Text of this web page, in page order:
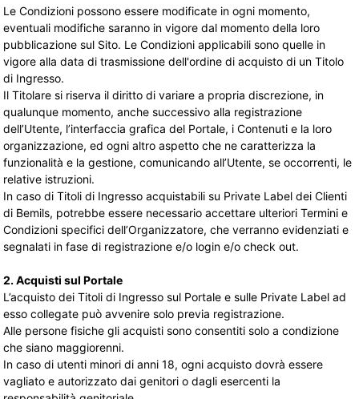
Le Condizioni possono essere modificate in ogni momento,
eventuali modifiche saranno in vigore dal momento della loro
pubblicazione sul Sito. Le Condizioni applicabili sono quelle in
vigore alla data di trasmissione dell'ordine di acquisto di un Titolo
di Ingresso.
Il Titolare si riserva il diritto di variare a propria discrezione, in
qualunque momento, anche successivo alla registrazione
dell’Utente, l’interfaccia grafica del Portale, i Contenuti e la loro
organizzazione, ed ogni altro aspetto che ne caratterizza la
funzionalità e la gestione, comunicando all’Utente, se occorrenti, le
relative istruzioni.
In caso di Titoli di Ingresso acquistabili su Private Label dei Clienti
di Bemils, potrebbe essere necessario accettare ulteriori Termini e
Condizioni specifici dell’Organizzatore, che verranno evidenziati e
segnalati in fase di registrazione e/o login e/o check out.
2. Acquisti sul Portale
L’acquisto dei Titoli di Ingresso sul Portale e sulle Private Label ad
esso collegate può avvenire solo previa registrazione.
Alle persone fisiche gli acquisti sono consentiti solo a condizione
che siano maggiorenni.
In caso di utenti minori di anni 18, ogni acquisto dovrà essere
vagliato e autorizzato dai genitori o dagli esercenti la